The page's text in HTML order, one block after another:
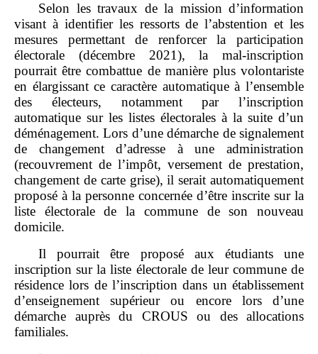
Selon les travaux de la mission d’information
visant à identifier les ressorts de l’abstention et les
mesures permettant de renforcer la participation
électorale (décembre 2021),
la mal‑inscription
pourrait être combattue de manière plus volontariste
en élargissant ce caractère automatique à l’ensemble
des électeurs, notamment par l’inscription
automatique sur les listes électorales à la suite d’un
déménagement. Lors d’une démarche de signalement
de changement d’adresse à une administration
(recouvrement de l’impôt, versement de prestation,
changement de carte grise), il serait automatiquement
proposé à la personne concernée d’être inscrite sur la
liste électorale de la commune de son nouveau
domicile.
Il pourrait être proposé aux étudiants une
inscription sur la liste électorale de leur commune de
résidence lors de l’inscription dans un établissement
d’enseignement supérieur ou encore lors d’une
démarche auprès du CROUS ou des allocations
familiales.